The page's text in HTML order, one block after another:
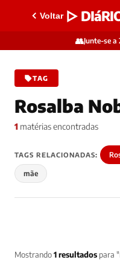
Voltar ▷
👥Junte-se a
TAG
Rosalba
1 matérias encontradas
TAGS RELACIONADAS:
mãe
Mostrando1 resultados para